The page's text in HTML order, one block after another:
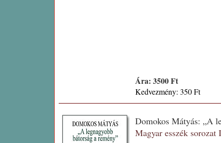
Ára: 3500 Ft
Kedvezmény: 350 Ft
Domokos Mátyás: „A
Magyar esszék sorozat